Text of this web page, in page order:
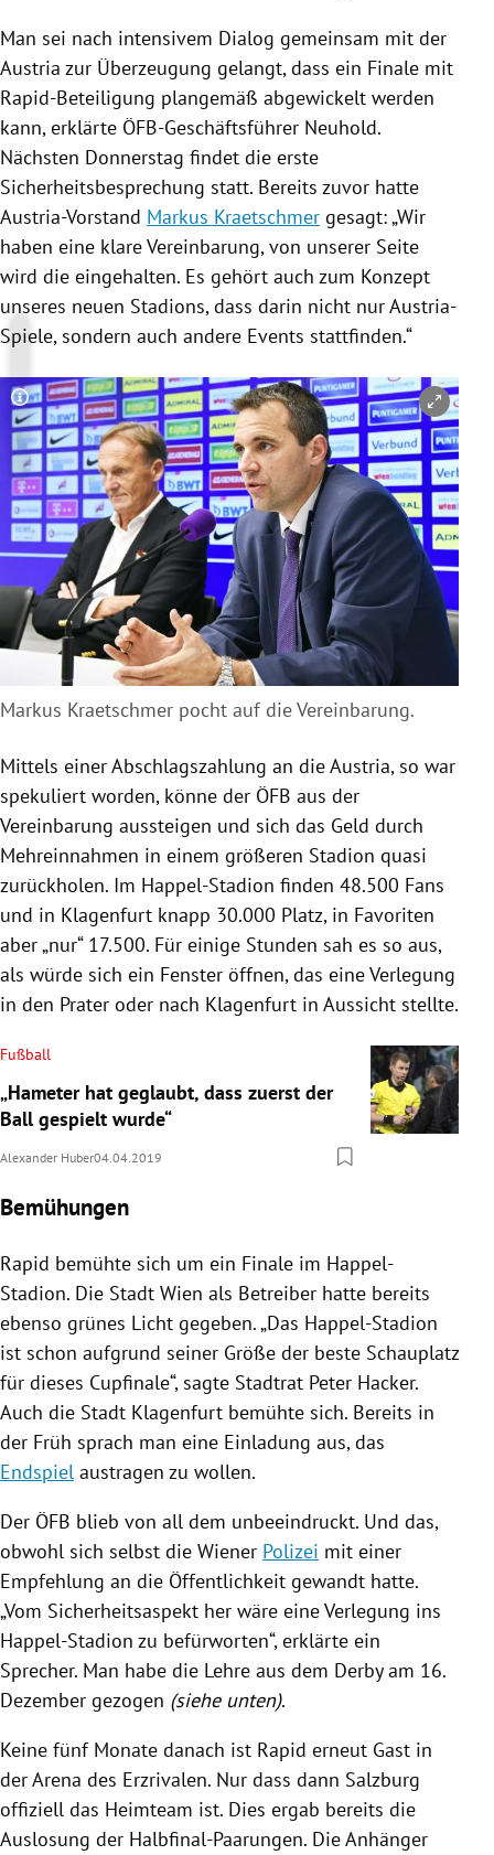
Man sei nach intensivem Dialog gemeinsam mit der
Austria zur Überzeugung gelangt, dass ein Finale mit
Rapid-Beteiligung plangemäß abgewickelt werden
kann, erklärte ÖFB-Geschäftsführer Neuhold.
Nächsten Donnerstag findet die erste
Sicherheitsbesprechung statt. Bereits zuvor hatte
Austria-Vorstand Markus Kraetschmer gesagt: „Wir
haben eine klare Vereinbarung, von unserer Seite
wird die eingehalten. Es gehört auch zum Konzept
unseres neuen Stadions, dass darin nicht nur Austria-
Spiele, sondern auch andere Events stattfinden.“
Copyright-Hinweis öffnen/schließen
Markus Kraetschmer pocht auf die Vereinbarung.
Mittels einer Abschlagszahlung an dieAustria, so war
spekuliert worden, könne der ÖFB aus der
Vereinbarung aussteigen und sich das Geld durch
Mehreinnahmen in einem größeren Stadion quasi
zurückholen. Im Happel-Stadion finden 48.500 Fans
und in Klagenfurt knapp 30.000 Platz, in Favoriten
aber „nur“ 17.500. Für einige Stunden sah es so aus,
als würde sich ein Fenster öffnen, das eine Verlegung
in den Prater oder nach Klagenfurt in Aussicht stellte.
Fußball
„Hameter hat geglaubt, dass zuerst der
Ball gespielt wurde“
Alexander Huber04.04.2019
Bemühungen
Rapid bemühte sich um ein Finale im Happel-
Stadion. Die Stadt Wien als Betreiber hatte bereits
ebenso grünes Licht gegeben. „Das Happel-Stadion
ist schon aufgrund seiner Größe der beste Schauplatz
für dieses Cupfinale“, sagte Stadtrat Peter Hacker.
Auch die Stadt Klagenfurt bemühte sich. Bereits in
der Früh sprach man eine Einladung aus, das
Endspiel austragen zu wollen.
Der ÖFB blieb von all dem unbeeindruckt. Und das,
obwohl sich selbst die Wiener Polizei mit einer
Empfehlung an die Öffentlichkeit gewandt hatte.
„Vom Sicherheitsaspekt her wäre eine Verlegung ins
Happel-Stadion zu befürworten“, erklärte ein
Sprecher. Man habe die Lehre aus dem Derby am 16.
Dezember gezogen (siehe unten).
Keine fünf Monate danach ist Rapid erneut Gast in
der Arena des Erzrivalen. Nur dass dann Salzburg
offiziell das Heimteam ist. Dies ergab bereits die
Auslosung der Halbfinal-Paarungen. Die Anhänger